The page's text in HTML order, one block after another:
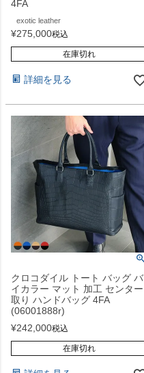
4FA
exotic leather
¥275,000税込
在庫切れ
詳細を見る
クロコダイル トート バッグ バ
イカラー マット 加工 センター
取り ハンドバッグ 4FA
(06001888r)
¥242,000税込
在庫切れ